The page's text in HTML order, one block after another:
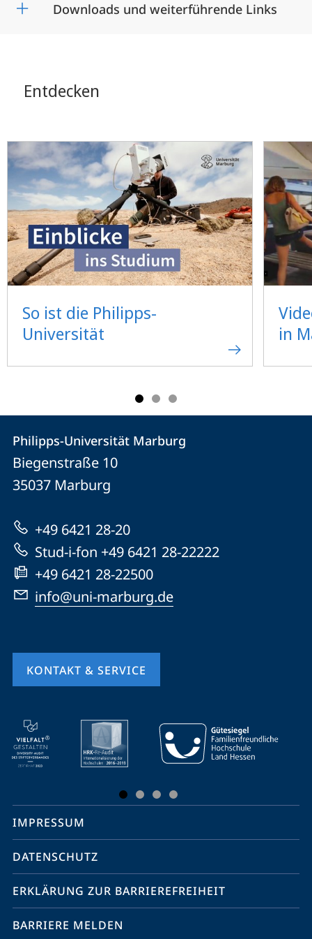
Downloads und weiterführende Links
Entdecken
So ist die Philipps-
Universität
in
Kontakt
und
Informationen
zur
Website
Kontaktinformationen
Philipps-
Universität
Marburg
Philipps-Universität Marburg
Biegenstraße 10
35037 Marburg
+49 6421 28-20
Stud-i-fon +49 6421 28-22222
+49 6421 28-22500
info@uni-marburg.de
KONTAKT & SERVICE
Mobile-
Service-
Navigation
Social
Media
Kontakte
IMPRESSUM
DATENSCHUTZ
ERKLÄRUNG ZUR BARRIEREFREIHEIT
BARRIERE MELDEN